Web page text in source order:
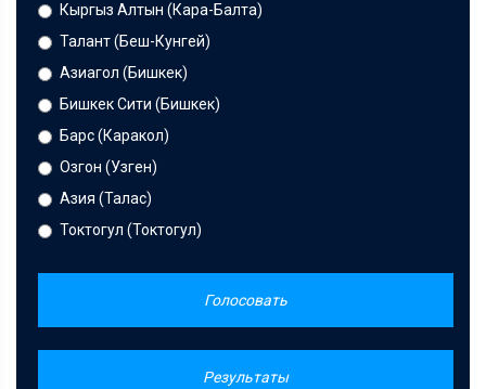
Кыргыз Алтын (Кара-Балта)
Талант (Беш-Кунгей)
Азиагол (Бишкек)
Бишкек Сити (Бишкек)
Барс (Каракол)
Озгон (Узген)
Азия (Талас)
Токтогул (Токтогул)
Голосовать
Результаты